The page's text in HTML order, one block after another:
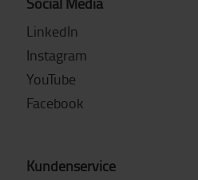
LinkedIn
Instagram
YouTube
Facebook
Kundenservice